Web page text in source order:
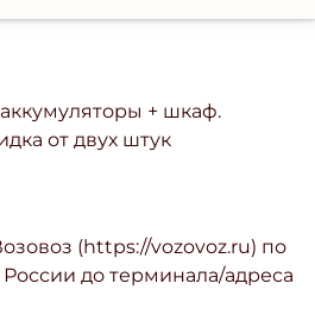
+ шкаф.
от двух штук
(https://vozovoz.ru) по
до терминала/адреса